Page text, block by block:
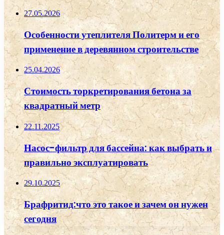
27.05.2026
Особенности утеплителя Политерм и его
применение в деревянном строительстве
25.04.2026
Стоимость торкретирования бетона за
квадратный метр
22.11.2025
Насос-фильтр для бассейна: как выбрать и
правильно эксплуатировать
29.10.2025
Брафритид:что это такое и зачем он нужен
сегодня